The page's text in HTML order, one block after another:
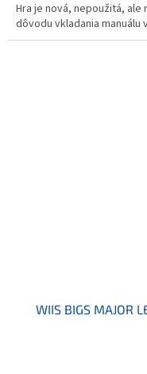
Hra je nová, nepoužitá,
dôvodu vkladania manuálu
WIIS BIGS MAJOR